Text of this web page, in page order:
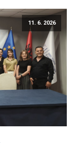
11. 6. 2026